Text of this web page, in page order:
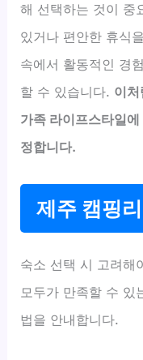
해 선택하는 것이 중
있거나 편안한 휴식
속에서 활동적인 경
할 수 있습니다. 이
가족 라이프스타일
정합니다.
제주 캠핑
숙소 선택 시 고려해
모두가 만족할 수 있
법을 안내합니다.